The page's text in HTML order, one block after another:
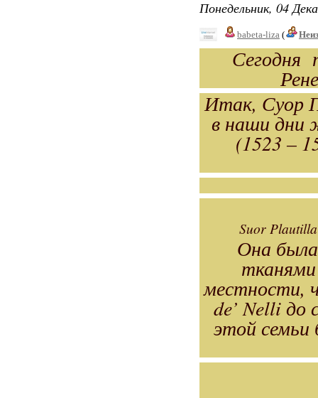
Понедельник, 04
babeta-liza (
Сегодня
Итак, Суор
в наши дни
(1523 –
Suor
Она
местности,
de’ Nelli до
этой семьи